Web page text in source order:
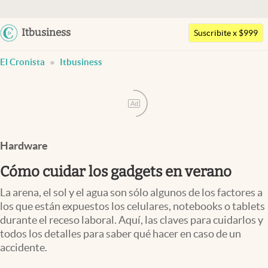
Argentina
Itbusiness
Columnistas
Otras secciones
Apertura
Suscribite x $999
El Cronista Itbusiness
Ad
Hardware
Cómo cuidar los gadgets en verano
La arena, el sol y el agua son sólo algunos de los factores a
los que están expuestos los celulares, notebooks o tablets
durante el receso laboral. Aquí, las claves para cuidarlos y
todos los detalles para saber qué hacer en caso de un
accidente.